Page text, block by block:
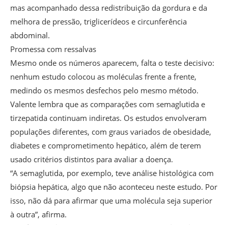
mas acompanhado dessa redistribuição da gordura e da
melhora de pressão, triglicerídeos e circunferência
abdominal.
Promessa com ressalvas
Mesmo onde os números aparecem, falta o teste decisivo:
nenhum estudo colocou as moléculas frente a frente,
medindo os mesmos desfechos pelo mesmo método.
Valente lembra que as comparações com semaglutida e
tirzepatida continuam indiretas. Os estudos envolveram
populações diferentes, com graus variados de obesidade,
diabetes e comprometimento hepático, além de terem
usado critérios distintos para avaliar a doença.
“A semaglutida, por exemplo, teve análise histológica com
biópsia hepática, algo que não aconteceu neste estudo. Por
isso, não dá para afirmar que uma molécula seja superior
à outra”, afirma.